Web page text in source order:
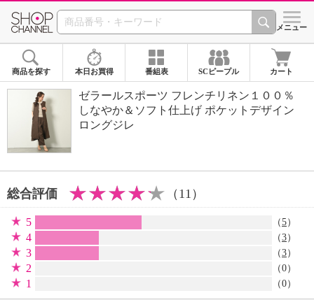
SHOP CHANNEL シメニュー
商品を探す 本日お買得 番組表 SCピープル カート
ゼラールスポーツ フレンチリネン１００％
しなやか＆ソフト仕上げ ポケットデザイン
ロングジレ
総合評価 （11）
5 （5）
4 （3）
3 （3）
2 （0）
1 （0）